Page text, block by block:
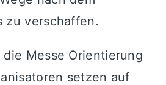
zu verschaffen.
Messe Orientierung
setzen auf